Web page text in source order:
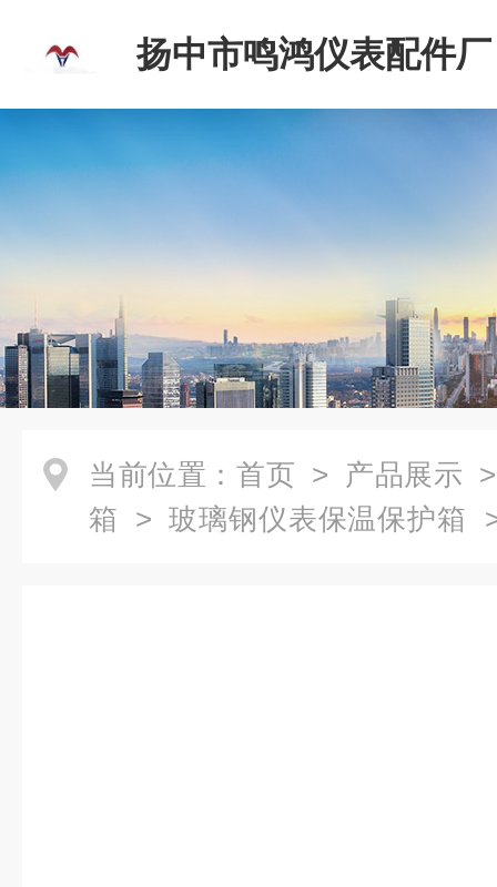
扬中市鸣鸿仪表配件厂
当前位置： 首页 > 产品展示
箱 > 玻璃钢仪表保温保护箱